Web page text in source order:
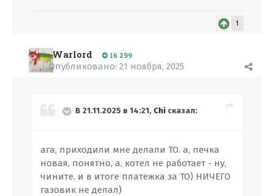
1
Warlord 16 299
Опубликовано: 21 ноября, 2025
В 21.11.2025 в 14:21, Chi сказал:
ага, приходили мне делали ТО. а, печка
новая, понятно, а, котел не работает - ну,
чините. и в итоге платежка за ТО) НИЧЕГО
газовик не делал)